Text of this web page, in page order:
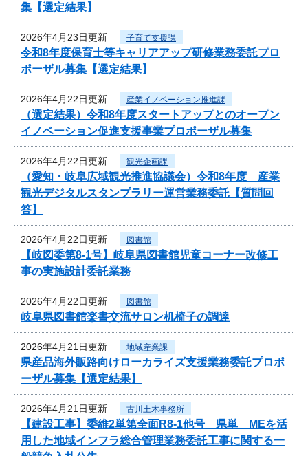
集【選定結果】
2026年4月23日更新 子育て支援課
令和8年度保育士等キャリアアップ研修業務委託プロ
ポーザル募集【選定結果】
2026年4月22日更新 産業イノベーション推進課
（選定結果）令和8年度スタートアップとのオープン
イノベーション促進支援事業プロポーザル募集
2026年4月22日更新 観光企画課
（愛知・岐阜広域観光推進協議会）令和8年度 産業
観光デジタルスタンプラリー運営業務委託【質問回
答】
2026年4月22日更新 図書館
【岐図委第8-1号】岐阜県図書館児童コーナー改修工
事の実施設計委託業務
2026年4月22日更新 図書館
岐阜県図書館楽書交流サロン机椅子の調達
2026年4月21日更新 地域産業課
県産品海外販路向けローカライズ支援業務委託プロポ
ーザル募集【選定結果】
2026年4月21日更新 古川土木事務所
【建設工事】委維2単第全面R8-1他号 県単 MEを活
用した地域インフラ総合管理業務委託工事に関する一